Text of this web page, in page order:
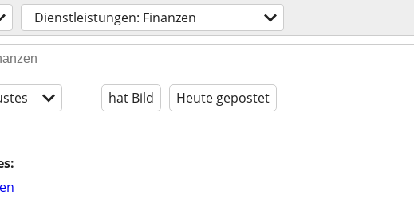
Dienstleistungen: Finanzen
hat Bild Heute gepostet